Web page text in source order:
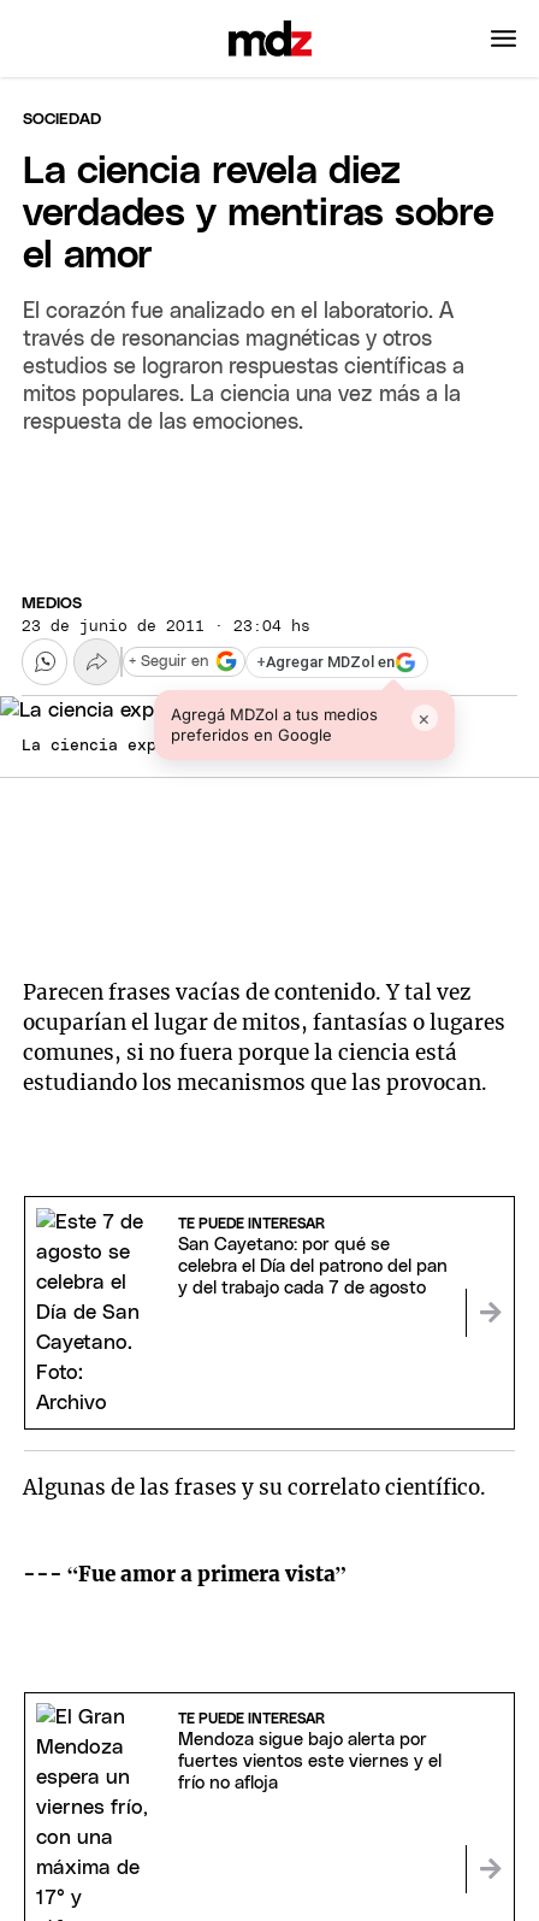
SOCIEDAD
La ciencia revela diez
verdades y mentiras sobre
el amor
El corazón fue analizado en el laboratorio. A
través de resonancias magnéticas y otros
estudios se lograron respuestas científicas a
mitos populares. La ciencia una vez más a la
respuesta de las emociones.
MEDIOS
23 de junio de 2011 · 23:04 hs
+Agregar MDZol en
Agregá MDZol a tus medios
preferidos en Google
×
+ Seguir en
La ciencia explica al amor. Foto: web
Parecen frases vacías de contenido. Y tal vez
ocuparían el lugar de mitos, fantasías o lugares
comunes, si no fuera porque la ciencia está
estudiando los mecanismos que las provocan.
TE PUEDE INTERESAR
San Cayetano: por qué se
celebra el Día del patrono del pan
y del trabajo cada 7 de agosto
Algunas de las frases y su correlato científico.
--- “Fue amor a primera vista”
TE PUEDE INTERESAR
Mendoza sigue bajo alerta por
fuertes vientos este viernes y el
frío no afloja